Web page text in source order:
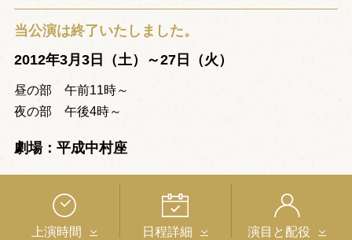
当公演は終了いたしました。
2012年3月3日（土）～27日（火）
昼の部 午前11時～
夜の部 午後4時～
劇場：平成中村座
上演時間 日程詳細 演目と配役